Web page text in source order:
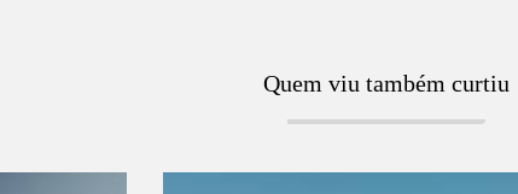
Quem viu também curtiu